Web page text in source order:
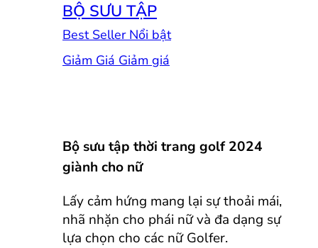
BỘ SƯU TẬP
Best Seller
Giảm Giá
Bộ sưu tập thời trang golf 2024
giành cho nữ
Lấy cảm hứng mang lại sự thoải mái,
nhã nhặn cho phái nữ và đa dạng sự
lựa chọn cho các nữ Golfer.